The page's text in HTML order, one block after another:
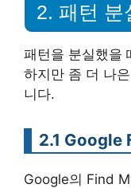
2. 패턴 분
패턴을 분실했을
하지만 좀 더 나
니다.
2.1 Google
Google의 Find